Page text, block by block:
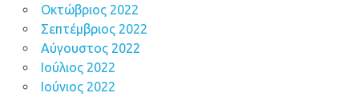
Οκτώβριος 2022
Σεπτέμβριος 2022
Αύγουστος 2022
Ιούλιος 2022
Ιούνιος 2022